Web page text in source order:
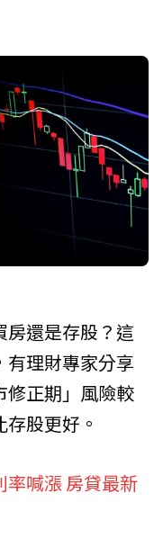
房還是存股？這
有理財專家分享
修正期」風險較
股更好。
率喊漲 房貸最新